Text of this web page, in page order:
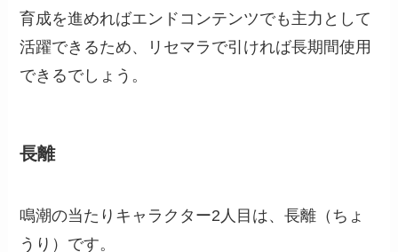
育成を進めればエンドコンテンツでも主力として
活躍できるため、リセマラで引ければ長期間使用
できるでしょう。
長離
鳴潮の当たりキャラクター2人目は、長離（ちょ
うり）です。